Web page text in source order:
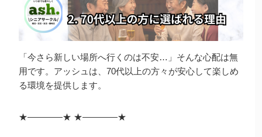
「今さら新しい場所へ行くのは不安…」そんな心配は無
用です。アッシュは、70代以上の方々が安心して楽しめ
る環境を提供します。
★――――★ ★――――★